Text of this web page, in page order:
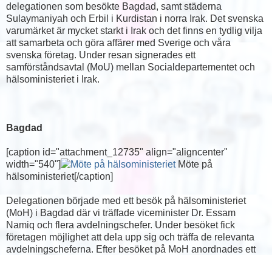
delegationen som besökte Bagdad, samt städerna
Sulaymaniyah och Erbil i Kurdistan i norra Irak. Det svenska
varumärket är mycket starkt i Irak och det finns en tydlig vilja
att samarbeta och göra affärer med Sverige och våra
svenska företag. Under resan signerades ett
samförståndsavtal (MoU) mellan Socialdepartementet och
hälsoministeriet i Irak.
Bagdad
[caption id="attachment_12735" align="aligncenter"
width="540"]
Möte på
hälsoministeriet[/caption]
Delegationen började med ett besök på hälsoministeriet
(MoH) i Bagdad där vi träffade viceminister Dr. Essam
Namiq och flera avdelningschefer. Under besöket fick
företagen möjlighet att dela upp sig och träffa de relevanta
avdelningscheferna. Efter besöket på MoH anordnades ett